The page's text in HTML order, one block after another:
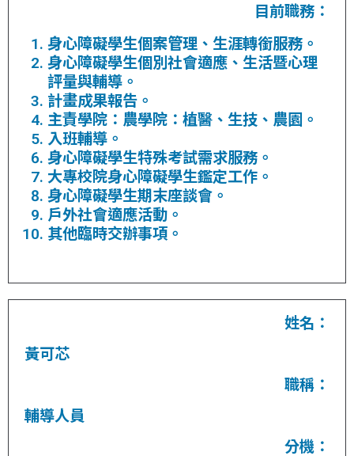
目前職務：
身心障礙學生個案管理、生涯轉銜服務。
身心障礙學生個別社會適應、生活暨心理
評量與輔導。
計畫成果報告。
主責學院：農學院：植醫、生技、農園。
入班輔導。
身心障礙學生特殊考試需求服務。
大專校院身心障礙學生鑑定工作。
身心障礙學生期末座談會。
戶外社會適應活動。
其他臨時交辦事項。
姓名：
黃可芯
職稱：
輔導人員
分機：